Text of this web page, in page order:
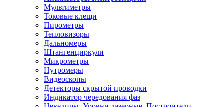
Мультиметры
Токовые клещи
Пирометры
Тепловизоры
Дальномеры
Штангенциркули
Микрометры
Нутромеры
Видеоскопы
Детекторы скрытой проводки
Индикатор чередования фаз